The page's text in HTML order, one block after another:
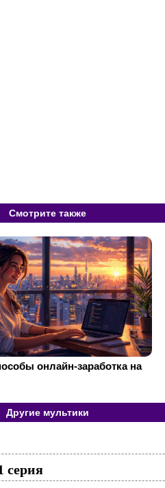
Смотрите также
онлайн-заработка на
Другие мультики
серия